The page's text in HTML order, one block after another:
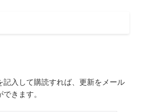
記入して購読すれば、更新をメール
きます。